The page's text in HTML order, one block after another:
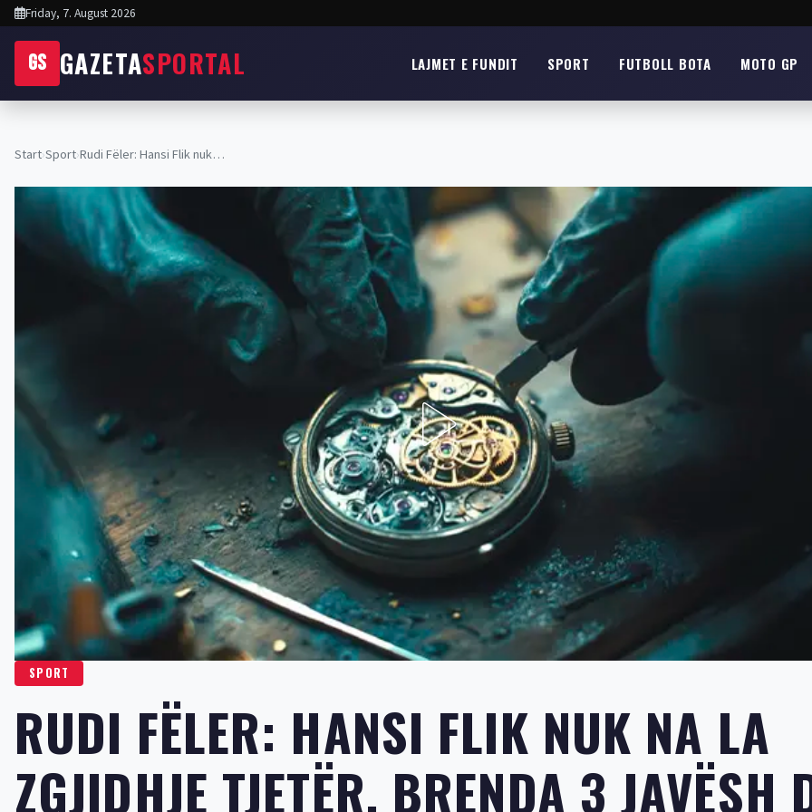
Friday, 7. August 2026
GS GAZETASPORTAL LAJMET E FUNDIT SPORT FUTBOLL BOTA MOTO GP
Start›Sport›Rudi Fëler: Hansi Flik nuk…
SPORT
RUDI FËLER: HANSI FLIK NUK NA LA
ZGJIDHJE TJETËR, BRENDA 3 JAVËSH